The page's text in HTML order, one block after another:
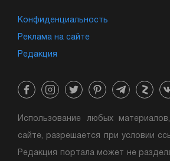
Конфиденциальность
Реклама на сайте
Редакция
Использование любых
сайте, разрешается при условии
Редакция портала может не